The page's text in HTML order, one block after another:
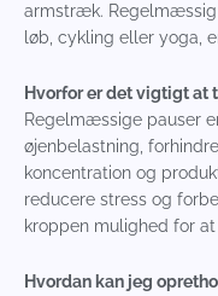
armstræk. Regelmæssig
løb, cykling eller yoga,
Hvorfor er det vigtigt at
Regelmæssige pauser
øjenbelastning,
koncentration og
reducere stress og
kroppen mulighed for
Hvordan kan jeg